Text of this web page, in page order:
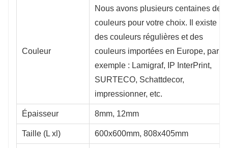
Couleur
Nous avons plusieurs centaines de
couleurs pour votre choix. Il existe
des couleurs régulières et des
couleurs importées en Europe, par
exemple : Lamigraf, IP InterPrint,
SURTECO, Schattdecor,
impressionner, etc.
Épaisseur 8mm, 12mm
Taille (L xl) 600x600mm, 808x405mm